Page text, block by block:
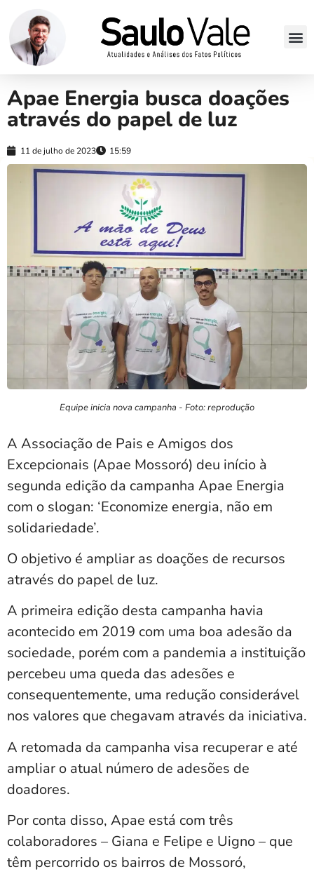
Apae Energia busca doações
através do papel de luz
11 de julho de 2023 15:59
Equipe inicia nova campanha - Foto: reprodução
A Associação de Pais e Amigos dos
Excepcionais (Apae Mossoró) deu início à
segunda edição da campanha Apae Energia
com o slogan: ‘Economize energia, não em
solidariedade’.
O objetivo é ampliar as doações de recursos
através do papel de luz.
A primeira edição desta campanha havia
acontecido em 2019 com uma boa adesão da
sociedade, porém com a pandemia a instituição
percebeu uma queda das adesões e
consequentemente, uma redução considerável
nos valores que chegavam através da iniciativa.
A retomada da campanha visa recuperar e até
ampliar o atual número de adesões de
doadores.
Por conta disso, Apae está com três
colaboradores – Giana e Felipe e Uigno – que
têm percorrido os bairros de Mossoró,